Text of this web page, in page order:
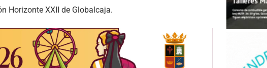
Horizonte XXII de Globalcaja.